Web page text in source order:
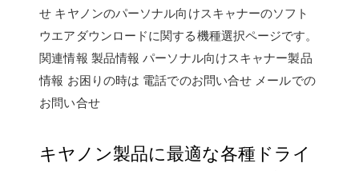
せ キヤノンのパーソナル向けスキャナーのソフト
ウエアダウンロードに関する機種選択ページです。
関連情報 製品情報 パーソナル向けスキャナー製品
情報 お困りの時は 電話でのお問い合せ メールでの
お問い合せ
キヤノン製品に最適な各種ドライ